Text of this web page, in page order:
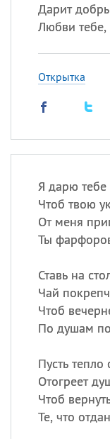
Дарит
Любви тебе,
Открытка
Я дарю тебе
Чтоб твою
От меня
Ты
Ставь на
Чай
Чтоб
По душам
Пусть
Отогреет
Чтоб
Те, что